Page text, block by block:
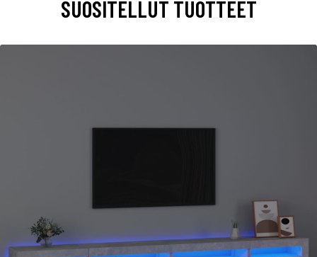
SUOSITELLUT TUOTTEET